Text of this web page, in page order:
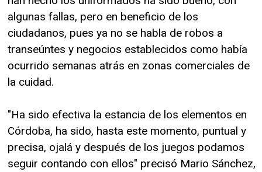
algunas fallas, pero en beneficio de los
ciudadanos, pues ya no se habla de robos a
transeúntes y negocios establecidos como había
ocurrido semanas atrás en zonas comerciales de
la cuidad.
"Ha sido efectiva la estancia de los elementos en
Córdoba, ha sido, hasta este momento, puntual y
precisa, ojalá y después de los juegos podamos
seguir contando con ellos" precisó Mario Sánchez,